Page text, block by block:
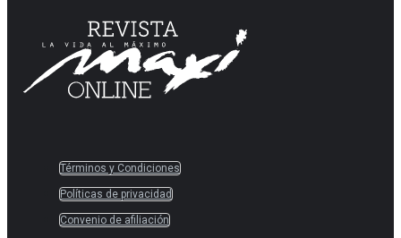
Términos y Condiciones
Políticas de privacidad
Convenio de afiliación